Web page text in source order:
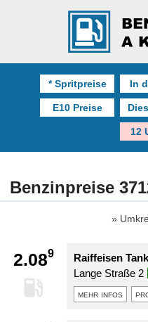
* Spritpreise In
E10 Preise
12
Benzinpreise
2.089
Raiffeisen
Lange Straße 2
mehr infos